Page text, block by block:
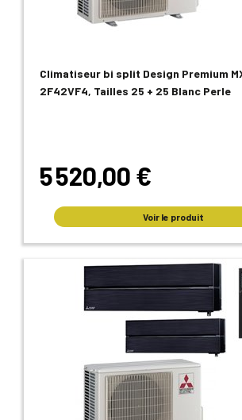
Climatiseur bi split Design Premium
2F42VF4, Tailles 25 + 25 Blanc Perle
5 520,00 €
Voir le produit